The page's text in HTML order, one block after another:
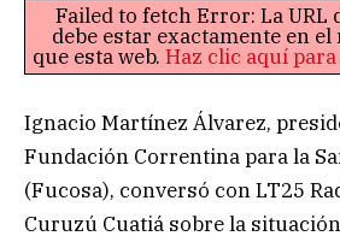
Failed to fetch Error: La URL
debe estar exactamente en
que esta web. Haz clic aquí
Ignacio Martínez Álvarez,
Fundación Correntina para la
(Fucosa), conversó con LT25
Curuzú Cuatiá sobre la